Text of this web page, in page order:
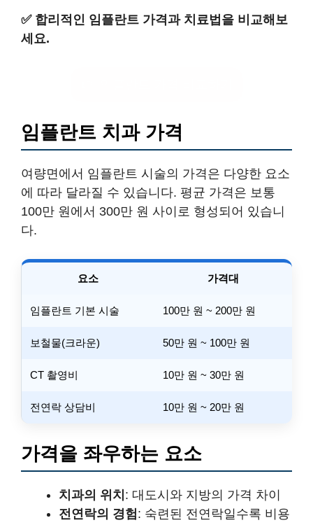
✅ 합리적인 임플란트 가격과 치료법을 비교해보
세요.
임플란트 치과 가격
여량면에서 임플란트 시술의 가격은 다양한 요소
에 따라 달라질 수 있습니다. 평균 가격은 보통
100만 원에서 300만 원 사이로 형성되어 있습니
다.
요소 가격대
임플란트 기본 시술 100만 원 ~ 200만 원
보철물(크라운) 50만 원 ~ 100만 원
CT 촬영비 10만 원 ~ 30만 원
전연락 상담비 10만 원 ~ 20만 원
가격을 좌우하는 요소
치과의 위치 : 대도시와 지방의 가격 차이
전연락의 경험: 숙련된 전연락일수록 비용